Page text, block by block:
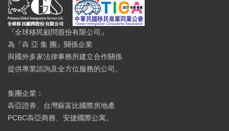
『全球移民顧問股份有限公司』
為『犇 亞 集 團』關係企業
與國外多家法律事務所建立合作關係
提供專業諮詢及全方位服務的公司。
集團企業：
犇亞證券、台灣蘇富比國際房地產
PCBC犇亞商務、安捷國際公寓。